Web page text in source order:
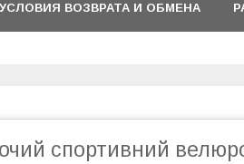
УСЛОВИЯ ВОЗВРАТА И ОБМЕНА
спортивний